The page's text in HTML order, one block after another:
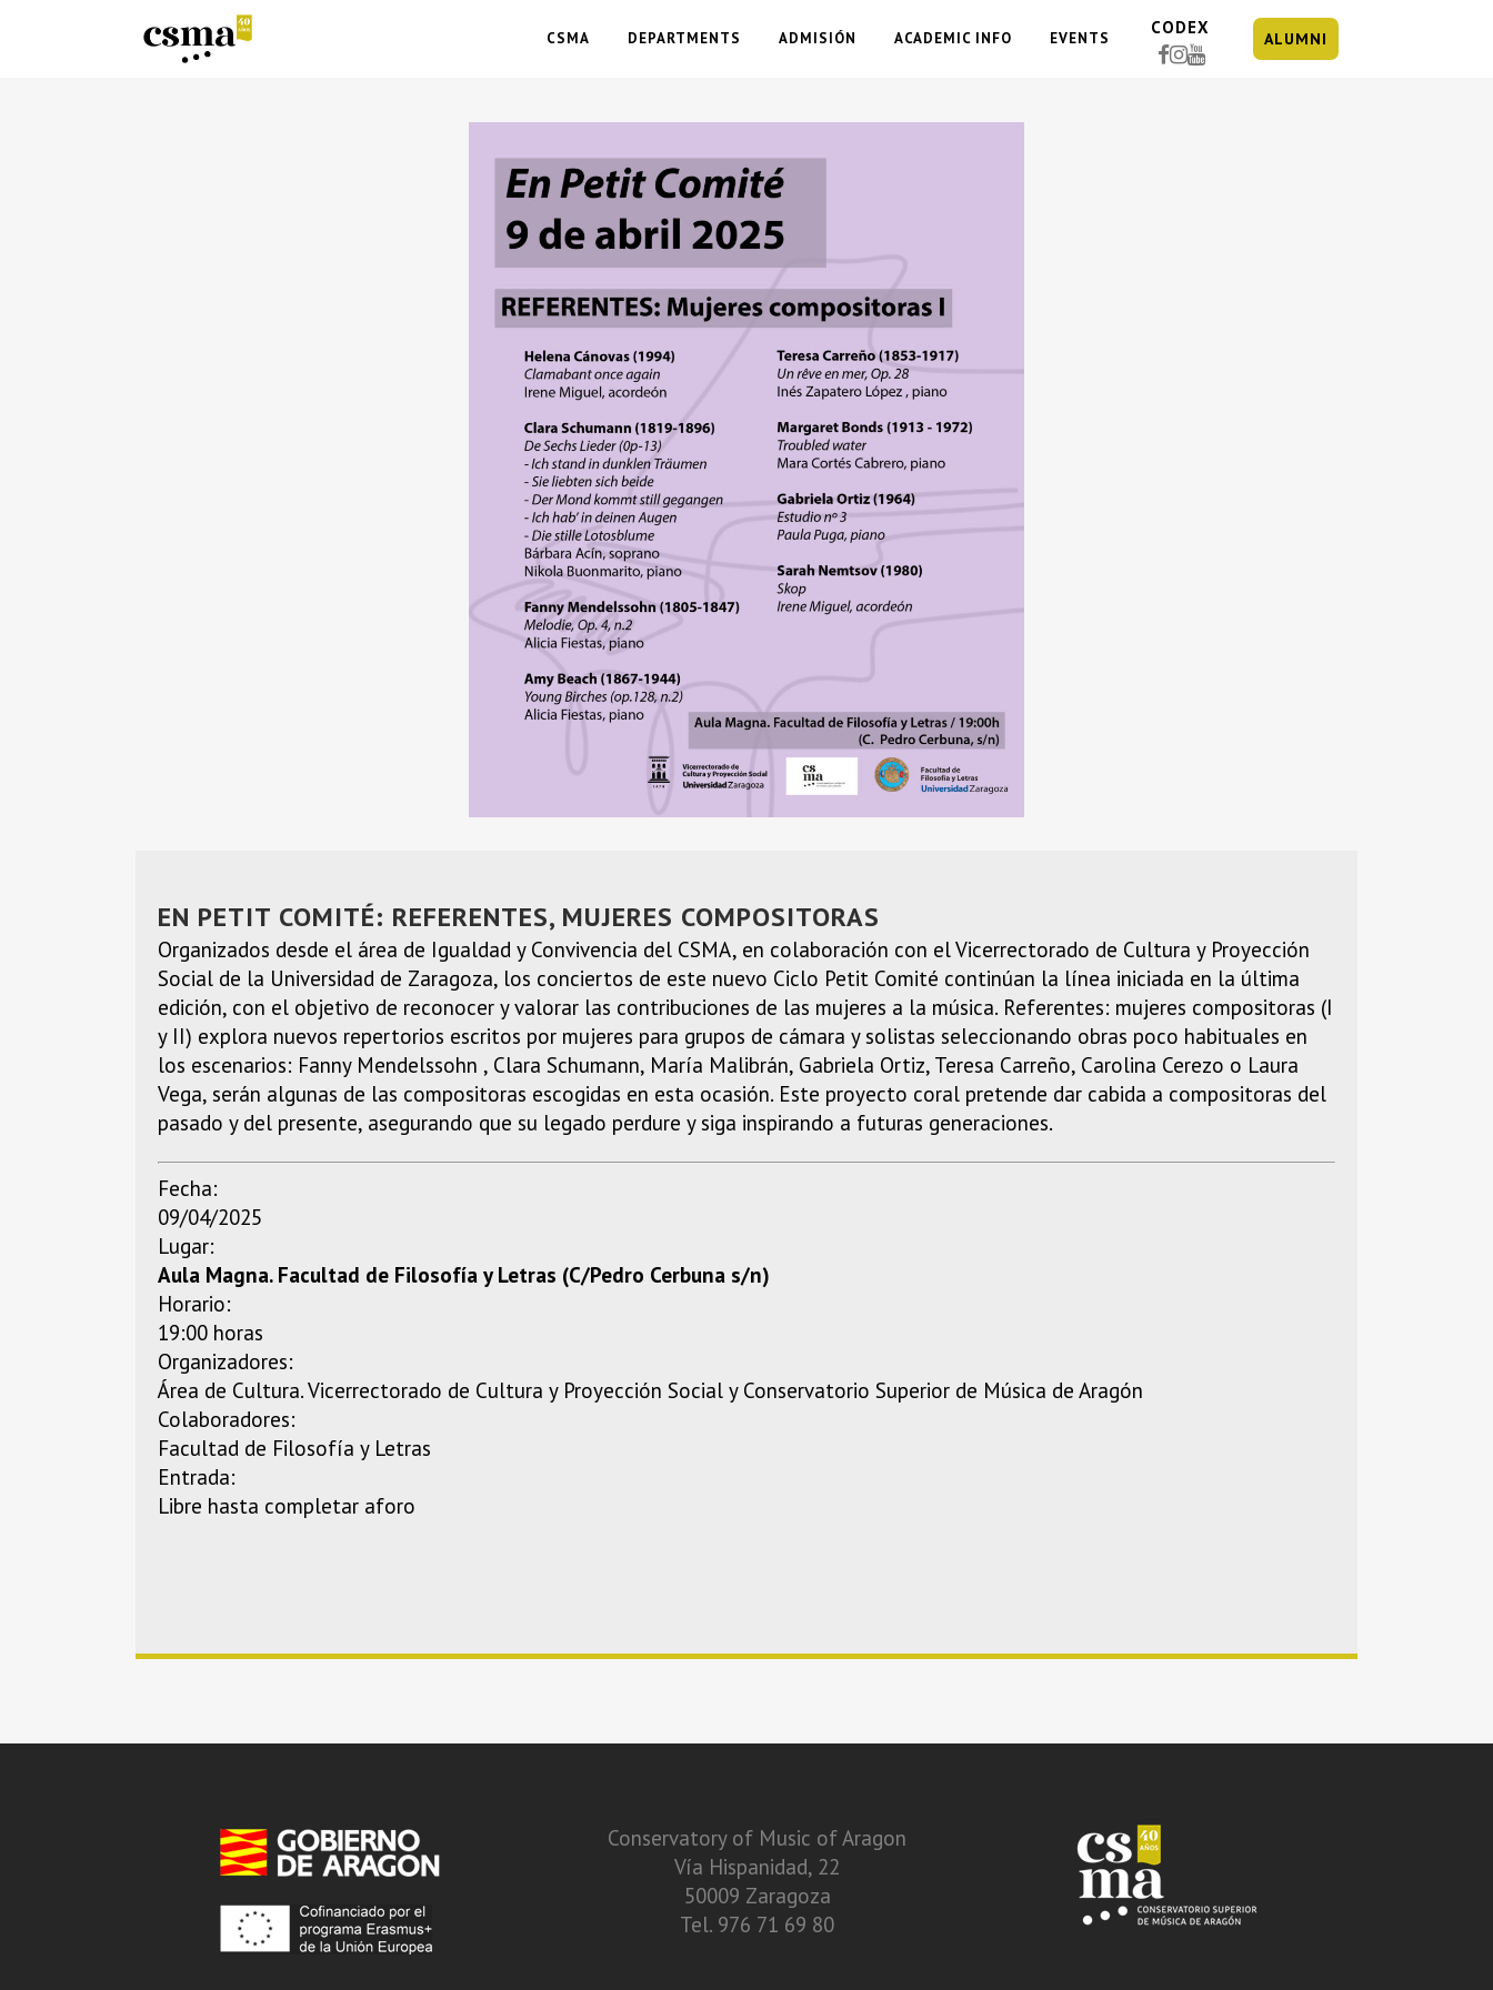
CSMA DEPARTMENTS ADMISIÓN ACADEMIC INFO EVENTS
CODEX
ALUMNI
EN PETIT COMITÉ: REFERENTES, MUJERES COMPOSITORAS
Organizados desde el área de Igualdad y Convivencia del CSMA, en colaboración con el Vicerrectorado de Cultura y Proyección
Social de la Universidad de Zaragoza, los conciertos de este nuevo Ciclo Petit Comité continúan la línea iniciada en la última
edición, con el objetivo de reconocer y valorar las contribuciones de las mujeres a la música. Referentes: mujeres compositoras (I
y II) explora nuevos repertorios escritos por mujeres para grupos de cámara y solistas seleccionando obras poco habituales en
los escenarios: Fanny Mendelssohn , Clara Schumann, María Malibrán, Gabriela Ortiz, Teresa Carreño, Carolina Cerezo o Laura
Vega, serán algunas de las compositoras escogidas en esta ocasión. Este proyecto coral pretende dar cabida a compositoras del
pasado y del presente, asegurando que su legado perdure y siga inspirando a futuras generaciones.
Fecha:
09/04/2025
Lugar:
Aula Magna. Facultad de Filosofía y Letras (C/Pedro Cerbuna s/n)
Horario:
19:00 horas
Organizadores:
Área de Cultura. Vicerrectorado de Cultura y Proyección Social y Conservatorio Superior de Música de Aragón
Colaboradores:
Facultad de Filosofía y Letras
Entrada:
Libre hasta completar aforo
Conservatory of Music of Aragon
Vía Hispanidad, 22
50009 Zaragoza
Tel. 976 71 69 80